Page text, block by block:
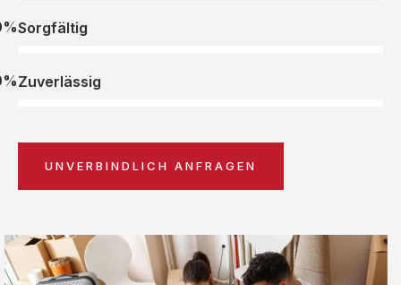
Sorgfältig
Zuverlässig
UNVERBINDLICH ANFRAGEN